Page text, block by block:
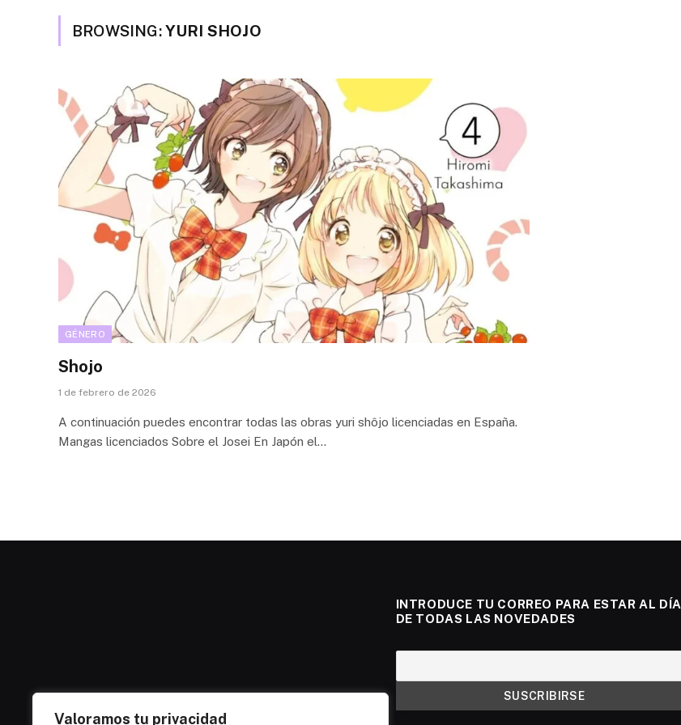
Valoramos tu privacidad
BROWSING:YURI SHOJO
GÉNERO
Shojo
1 de febrero de 2026
A continuación puedes encontrar todas las obras yuri shôjo licenciadas en España.
Mangas licenciados Sobre el Josei En Japón el…
INTRODUCE TU CORREO PARA ESTAR AL DÍA
DE TODAS LAS NOVEDADES